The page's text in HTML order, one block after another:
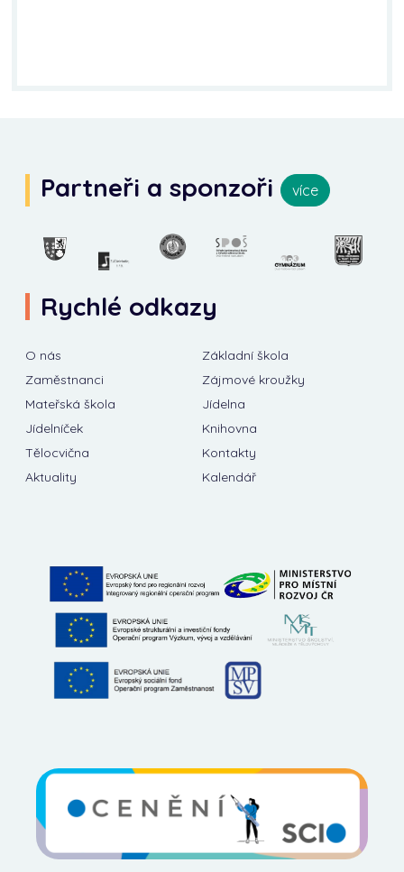
Partneři a sponzoři více
Rychlé odkazy
O nás
Základní škola
Zaměstnanci
Zájmové kroužky
Mateřská škola
Jídelna
Jídelníček
Knihovna
Tělocvična
Kontakty
Aktuality
Kalendář